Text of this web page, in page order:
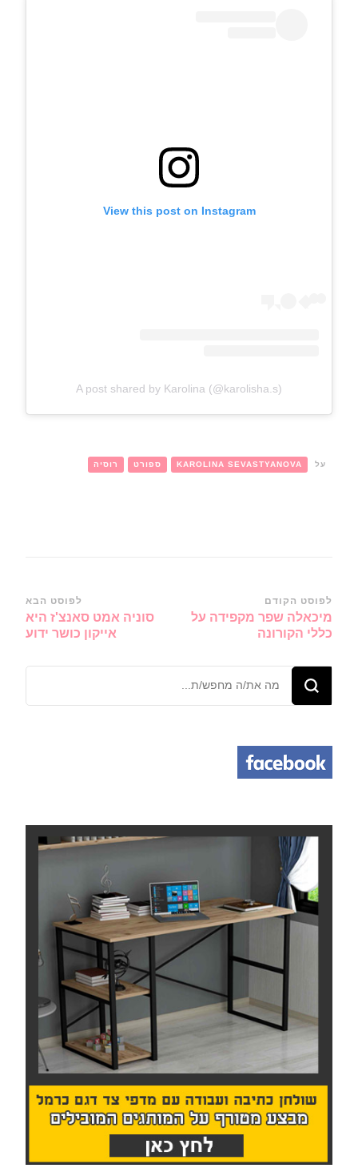
View this post on Instagram
A post shared by Karolina (@karolisha.s)
על KAROLINA SEVASTYANOVA ספורט רוסיה
ניווט
ברשומות
לפוסט הקודם
מיכאלה שפר מקפידה על
כללי הקורונה
לפוסט הבא
סוניה אמט סאנצ'ז היא
אייקון כושר ידוע
מחפש/ת
משהו?